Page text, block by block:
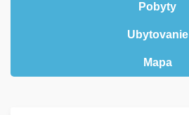
Pobyty
Ubytovanie
Mapa